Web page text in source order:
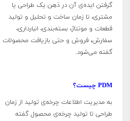
گرفتن ایده‌ی آن در ذهن یک طراحی یا
مشتری، تا زمان ساخت و تحلیل و تولید
قطعات و مونتاژ،‌ بسته‌بندی، انبارداری،
سفارش، فروش و حتی بازیافت محصولات
گفته می‌شود.
PDM چیست؟
به مدیریت اطلاعات چرخه‌ی تولید از زمان
طراحی تا تولید چرخه‌ی محصول گفته